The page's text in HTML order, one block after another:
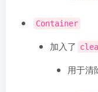
Container
加入了
用于清